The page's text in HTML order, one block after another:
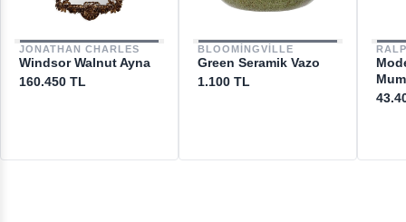
JONATHAN CHARLES
Windsor Walnut Ayna
160.450 TL
BLOOMINGVILLE
Green Seramik Vazo
1.100 TL